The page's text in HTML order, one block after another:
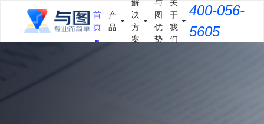
首
页
产
品
解
决
方
案
与
图
优
势
关
于
我
们
400-056-
5605